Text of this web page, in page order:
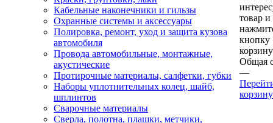
Кабельные наконечники и гильзы
Охранные системы и аксессуары
Полировка, ремонт, уход и защита кузова
автомобиля
Провода автомобильные, монтажные,
акустические
Протирочные материалы, салфетки, губки
Наборы уплотнительных колец, шайб,
шплинтов
Сварочные материалы
Сверла, полотна, плашки, метчики,
товар и
кнопку
Общая
—
корзину